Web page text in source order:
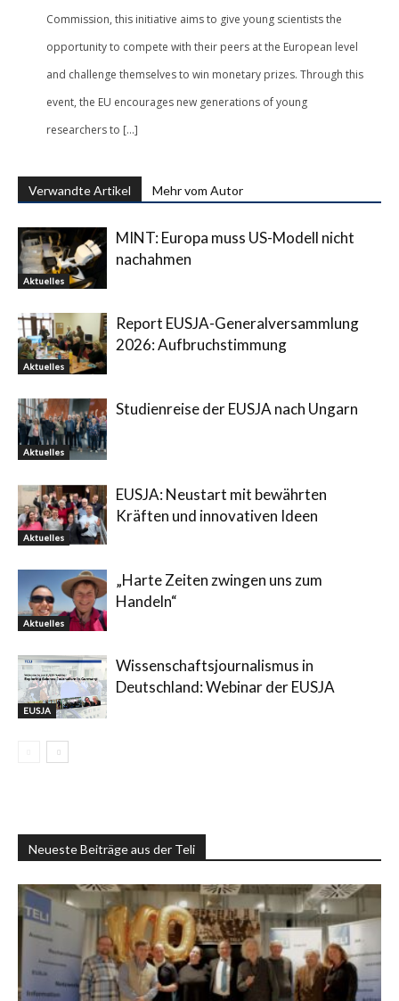
Commission, this initiative aims to give young scientists the
opportunity to compete with their peers at the European level
and challenge themselves to win monetary prizes. Through this
event, the EU encourages new generations of young
researchers to […]
Verwandte Artikel Mehr vom Autor
Aktuelles
MINT: Europa muss US-Modell nicht
nachahmen
Aktuelles
Report EUSJA-Generalversammlung
2026: Aufbruchstimmung
Aktuelles
Studienreise der EUSJA nach Ungarn
Aktuelles
EUSJA: Neustart mit bewährten
Kräften und innovativen Ideen
Aktuelles
„Harte Zeiten zwingen uns zum
Handeln“
EUSJA
Wissenschaftsjournalismus in
Deutschland: Webinar der EUSJA
Neueste Beiträge aus der Teli